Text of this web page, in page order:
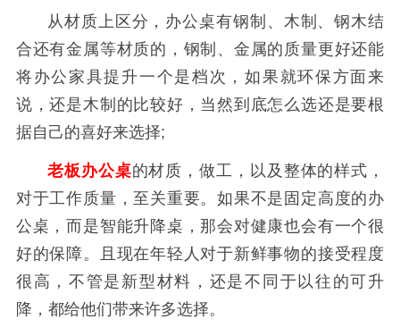
从材质上区分，办公桌有钢制、木制、钢木结
合还有金属等材质的，钢制、金属的质量更好还能
将办公家具提升一个是档次，如果就环保方面来
说，还是木制的比较好，当然到底怎么选还是要根
据自己的喜好来选择;
老板办公桌的材质，做工，以及整体的样式，
对于工作质量，至关重要。如果不是固定高度的办
公桌，而是智能升降桌，那会对健康也会有一个很
好的保障。且现在年轻人对于新鲜事物的接受程度
很高，不管是新型材料，还是不同于以往的可升
降，都给他们带来许多选择。